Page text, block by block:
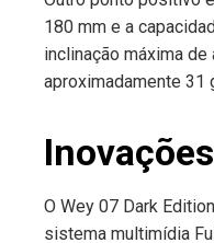
180 mm e a
inclinação máxima
aproximadamente 31
O Wey 07 Dark
sistema multimídia